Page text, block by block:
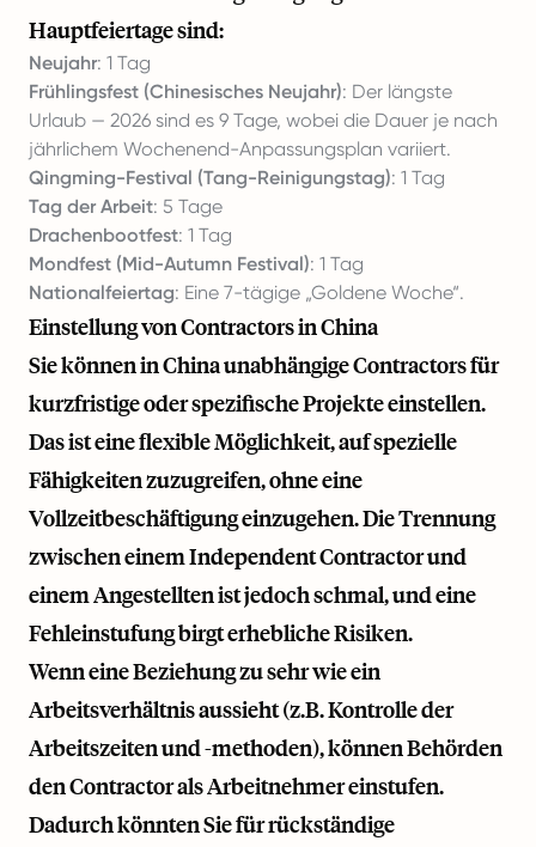
Hauptfeiertage sind:
Neujahr: 1 Tag
Frühlingsfest (Chinesisches Neujahr): Der längste
Urlaub — 2026 sind es 9 Tage, wobei die Dauer je nach
jährlichem Wochenend-­Anpassungsplan variiert.
Qingming-Festival (Tang-­Reinigungstag): 1 Tag
Tag der Arbeit: 5 Tage
Drachenbootfest: 1 Tag
Mondfest (Mid-Autumn Festival): 1 Tag
Nationalfeiertag: Eine 7-tägige „Goldene Woche“.
Einstellung von Contractors in China
Sie können in China unabhängige Contractors für
kurzfristige oder spezifische Projekte einstellen.
Das ist eine flexible Möglichkeit, auf spezielle
Fähigkeiten zuzugreifen, ohne eine
Vollzeitbeschäftigung einzugehen. Die Trennung
zwischen einem Independent Contractor und
einem Angestellten ist jedoch schmal, und eine
Fehleinstufung birgt erhebliche Risiken.
Wenn eine Beziehung zu sehr wie ein
Arbeitsverhältnis aussieht (z.B. Kontrolle der
Arbeitszeiten und -methoden), können Behörden
den Contractor als Arbeitnehmer einstufen.
Dadurch könnten Sie für rückständige